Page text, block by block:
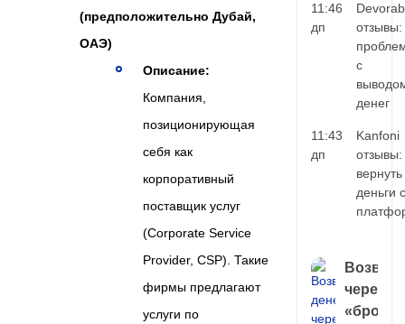
(предположительно Дубай,
ОАЭ)
Описание:
Компания,
позиционирующая
себя как
корпоративный
поставщик услуг
(Corporate Service
Provider, CSP). Такие
фирмы предлагают
услуги по
11:46
дп
отзывы:
с
денег
11:43
дп
Kanfoni
отзывы:
вернуть
деньги с
через